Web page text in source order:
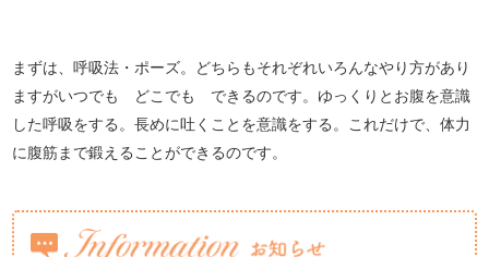
まずは、呼吸法・ポーズ。どちらもそれぞれいろんなやり方があり
ますがいつでも どこでも できるのです。ゆっくりとお腹を意識
した呼吸をする。長めに吐くことを意識をする。これだけで、体力
に腹筋まで鍛えることができるのです。